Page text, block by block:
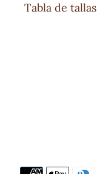
Tabla de tallas